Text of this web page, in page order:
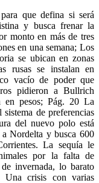
que defina si será
y busca frenar la
monto en más de tres
en una semana; Los
se ubican en zonas
rusas se instalan en
vacío de poder que
pidieron a Bullrich
en pesos; Pág. 20 La
de preferencias
del nuevo polo está
Nordelta y busca 600
La sequía le
por la falta de
invernada, lo barato
Una crisis con varias